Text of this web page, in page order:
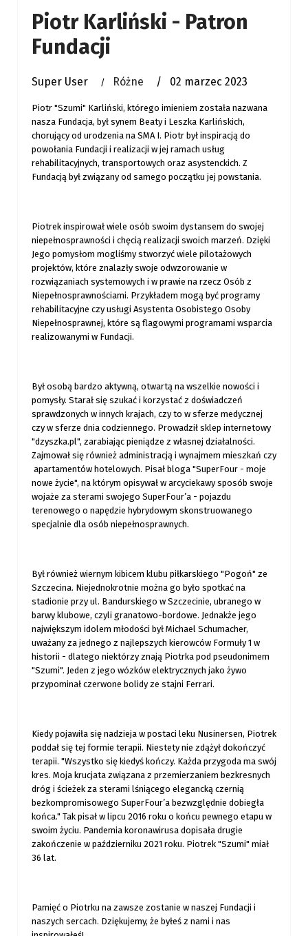
Piotr Karliński - Patron
Fundacji
Super User Różne 02 marzec 2023
Piotr "Szumi" Karliński, którego imieniem została nazwana
nasza Fundacja, był synem Beaty i Leszka Karlińskich,
chorujący od urodzenia na SMA I. Piotr był inspiracją do
powołania Fundacji i realizacji w jej ramach usług
rehabilitacyjnych, transportowych oraz asystenckich. Z
Fundacją był związany od samego początku jej powstania.
Piotrek inspirował wiele osób swoim dystansem do swojej
niepełnosprawności i chęcią realizacji swoich marzeń. Dzięki
Jego pomysłom mogliśmy stworzyć wiele pilotażowych
projektów, które znalazły swoje odwzorowanie w
rozwiązaniach systemowych i w prawie na rzecz Osób z
Niepełnosprawnościami. Przykładem mogą być programy
rehabilitacyjne czy usługi Asystenta Osobistego Osoby
Niepełnosprawnej, które są flagowymi programami wsparcia
realizowanymi w Fundacji.
Był osobą bardzo aktywną, otwartą na wszelkie nowości i
pomysły. Starał się szukać i korzystać z doświadczeń
sprawdzonych w innych krajach, czy to w sferze medycznej
czy w sferze dnia codziennego. Prowadził sklep internetowy
"dzyszka.pl", zarabiając pieniądze z własnej działalności.
Zajmował się również administracją i wynajmem mieszkań czy
apartamentów hotelowych. Pisał bloga "SuperFour - moje
nowe życie", na którym opisywał w arcyciekawy sposób swoje
wojaże za sterami swojego SuperFour’a - pojazdu
terenowego o napędzie hybrydowym skonstruowanego
specjalnie dla osób niepełnosprawnych.
Był również wiernym kibicem klubu piłkarskiego "Pogoń" ze
Szczecina. Niejednokrotnie można go było spotkać na
stadionie przy ul. Bandurskiego w Szczecinie, ubranego w
barwy klubowe, czyli granatowo-bordowe. Jednakże jego
największym idolem młodości był Michael Schumacher,
uważany za jednego z najlepszych kierowców Formuły 1 w
historii - dlatego niektórzy znają Piotrka pod pseudonimem
"Szumi". Jeden z jego wózków elektrycznych jako żywo
przypominał czerwone bolidy ze stajni Ferrari.
Kiedy pojawiła się nadzieja w postaci leku Nusinersen, Piotrek
poddał się tej formie terapii. Niestety nie zdążył dokończyć
terapii. "Wszystko się kiedyś kończy. Każda przygoda ma swój
kres. Moja krucjata związana z przemierzaniem bezkresnych
dróg i ścieżek za sterami lśniącego elegancką czernią
bezkompromisowego SuperFour’a bezwzględnie dobiegła
końca." Tak pisał w lipcu 2016 roku o końcu pewnego etapu w
swoim życiu. Pandemia koronawirusa dopisała drugie
zakończenie w październiku 2021 roku. Piotrek "Szumi" miał
36 lat.
Pamięć o Piotrku na zawsze zostanie w naszej Fundacji i
naszych sercach. Dziękujemy, że byłeś z nami i nas